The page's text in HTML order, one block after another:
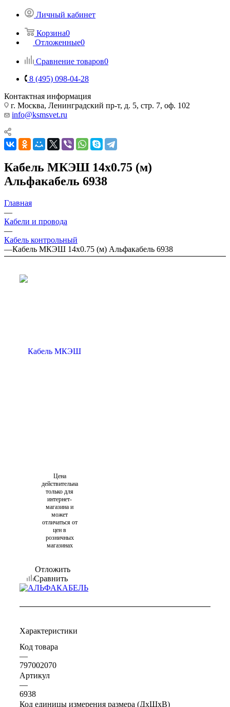
Личный кабинет
Корзина0
Отложенные0
Сравнение товаров0
8 (495) 098-04-28
Контактная информация
г. Москва, Ленинградский пр-т, д. 5, стр. 7, оф. 102
info@ksmsvet.ru
Кабель МКЭШ 14х0.75 (м)
Альфакабель 6938
Главная
—
Кабели и провода
—
Кабель контрольный
—Кабель МКЭШ 14х0.75 (м) Альфакабель 6938
Цена
действительна
только для
интернет-
магазина и
может
отличаться от
цен в
розничных
магазинах
Отложить
Сравнить
Характеристики
Код товара
—
797002070
Артикул
—
6938
Код единицы измерения размера (ДхШхВ)